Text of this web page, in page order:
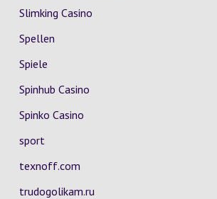
Slimking Casino
Spellen
Spiele
Spinhub Casino
Spinko Casino
sport
texnoff.com
trudogolikam.ru